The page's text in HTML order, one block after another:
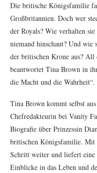
Die britische Königsfamilie
Großbritannien. Doch wer
der Royals? Wie verhalten
niemand hinschaut? Und
der britischen Krone aus? All
beantwortet Tina Brown in
die Macht und die Wahrheit“.
Tina Brown kommt selbst
Chefredakteurin bei Vanity
Biografie über Prinzessin
britischen Königsfamilie. Mit
Schritt weiter und liefert
Einblicke in das Leben und